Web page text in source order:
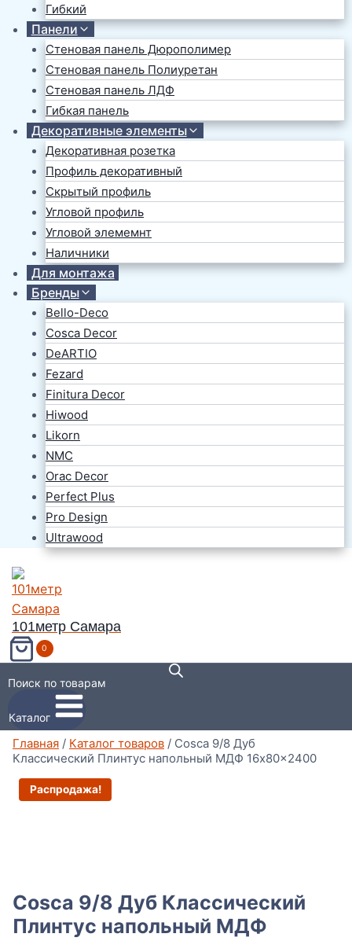
Гибкий
Панели
Стеновая панель Дюрополимер
Стеновая панель Полиуретан
Стеновая панель ЛДФ
Гибкая панель
Декоративные элементы
Декоративная розетка
Профиль декоративный
Скрытый профиль
Угловой профиль
Угловой элемемнт
Наличники
Для монтажа
Бренды
Bello-Deco
Cosca Decor
DeARTIO
Fezard
Finitura Decor
Hiwood
Likorn
NMC
Orac Decor
Perfect Plus
Pro Design
Ultrawood
101метр Самара
0
Поиск по товарам
Каталог
Главная / Каталог товаров / Cosca 9/8 Дуб
Классический Плинтус напольный МДФ 16x80x2400
Распродажа!
Cosca 9/8 Дуб Классический
Плинтус напольный МДФ